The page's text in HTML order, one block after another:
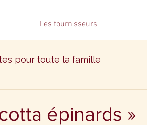
Les fournisseurs
pour toute la famille
épinards »